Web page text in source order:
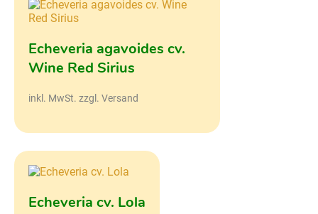
Echeveria agavoides cv.
Wine Red Sirius
inkl. MwSt. zzgl. Versand
Echeveria cv. Lola